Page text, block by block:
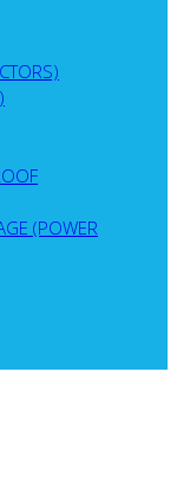
(POWER